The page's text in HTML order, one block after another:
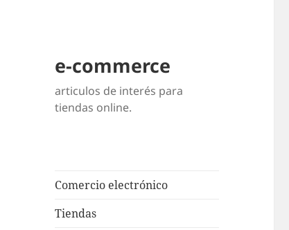
e-commerce
articulos de interés para
tiendas online.
Comercio electrónico
Tiendas